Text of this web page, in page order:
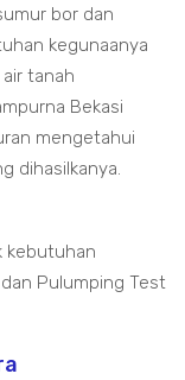
bor dan
kegunaanya
tanah
Bekasi
mengetahui
dihasilkanya.
kebutuhan
Pulumping Test